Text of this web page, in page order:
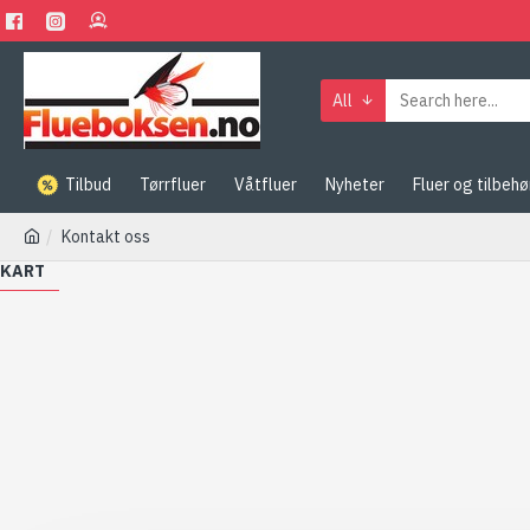
All
Tilbud Tørrfluer Våtfluer Nyheter Fluer og
Kontakt oss
KART